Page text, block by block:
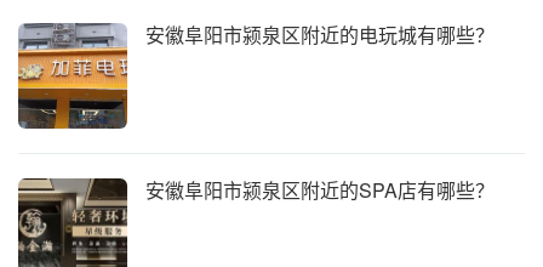
安徽阜阳市颍泉区附近的电玩城有哪些？
安徽阜阳市颍泉区附近的SPA店有哪些？